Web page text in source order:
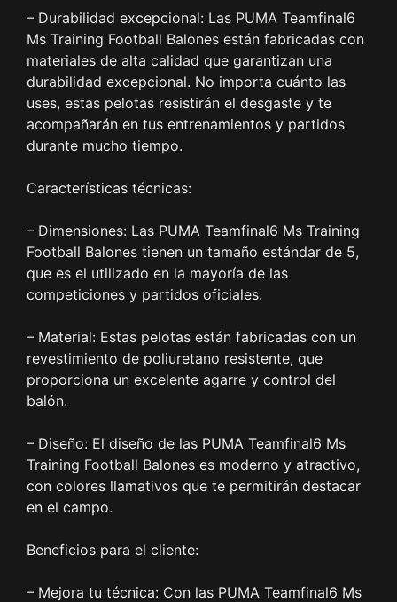
– Durabilidad excepcional: Las PUMA Teamfinal6
Ms Training Football Balones están fabricadas con
materiales de alta calidad que garantizan una
durabilidad excepcional. No importa cuánto las
uses, estas pelotas resistirán el desgaste y te
acompañarán en tus entrenamientos y partidos
durante mucho tiempo.
Características técnicas:
– Dimensiones: Las PUMA Teamfinal6 Ms Training
Football Balones tienen un tamaño estándar de 5,
que es el utilizado en la mayoría de las
competiciones y partidos oficiales.
– Material: Estas pelotas están fabricadas con un
revestimiento de poliuretano resistente, que
proporciona un excelente agarre y control del
balón.
– Diseño: El diseño de las PUMA Teamfinal6 Ms
Training Football Balones es moderno y atractivo,
con colores llamativos que te permitirán destacar
en el campo.
Beneficios para el cliente:
– Mejora tu técnica: Con las PUMA Teamfinal6 Ms